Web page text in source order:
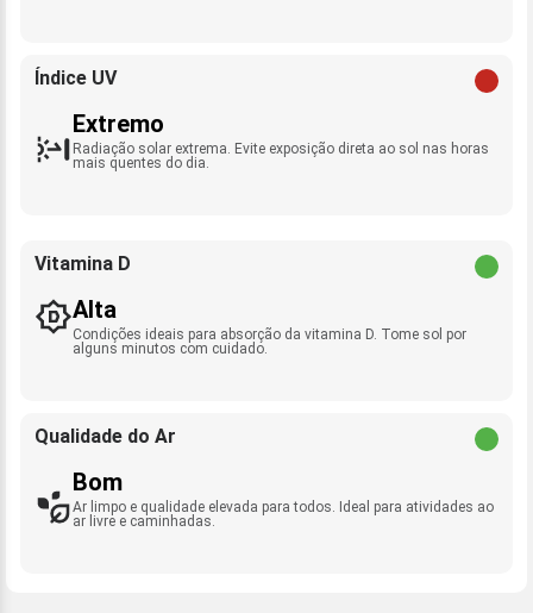
Índice UV
Extremo
Radiação solar extrema. Evite exposição direta ao sol nas horas
mais quentes do dia.
Vitamina D
Alta
Condições ideais para absorção da vitamina D. Tome sol por
alguns minutos com cuidado.
Qualidade do Ar
Bom
Ar limpo e qualidade elevada para todos. Ideal para atividades ao
ar livre e caminhadas.